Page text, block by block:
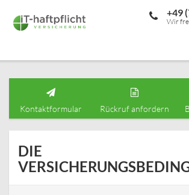
+49
Wir
Kontaktformular Rückruf anfordern
DIE